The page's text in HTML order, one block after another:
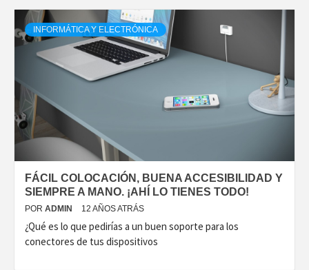
INFORMÁTICA Y ELECTRÓNICA
FÁCIL COLOCACIÓN, BUENA ACCESIBILIDAD Y
SIEMPRE A MANO. ¡AHÍ LO TIENES TODO!
POR ADMIN 12 AÑOS ATRÁS
¿Qué es lo que pedirías a un buen soporte para los
conectores de tus dispositivos